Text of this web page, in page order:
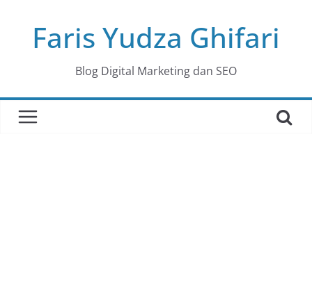
contentFaris Yudza Ghifari
Blog Digital Marketing dan SEO